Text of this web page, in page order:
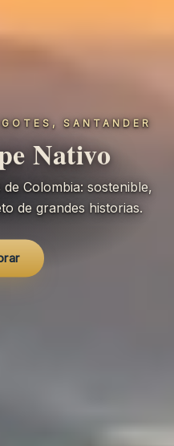
SANTANDER
Nativo
Colombia: sostenible,
de grandes historias.